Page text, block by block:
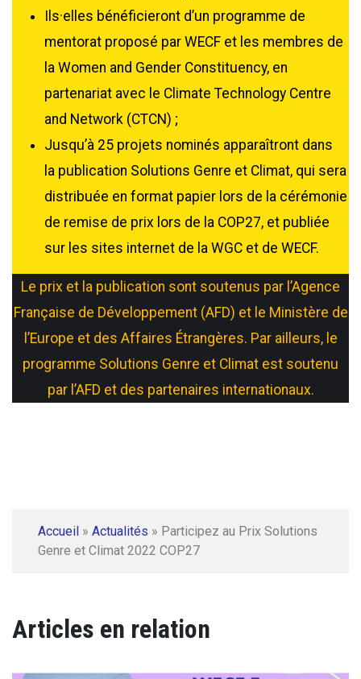
Ils·elles bénéficieront d’un programme de
mentorat proposé par WECF et les membres de
la Women and Gender Constituency, en
partenariat avec le Climate Technology Centre
and Network (CTCN) ;
Jusqu’à 25 projets nominés apparaîtront dans
la publication Solutions Genre et Climat, qui sera
distribuée en format papier lors de la cérémonie
de remise de prix lors de la COP27, et publiée
sur les sites internet de la WGC et de WECF.
Le prix et la publication sont soutenus par l’Agence
Française de Développement (AFD) et le Ministère de
l’Europe et des Affaires Étrangères. Par ailleurs, le
programme Solutions Genre et Climat est soutenu
par l’AFD et des partenaires internationaux.
Accueil » Actualités » Participez au Prix Solutions
Genre et Climat 2022 COP27
Articles en relation